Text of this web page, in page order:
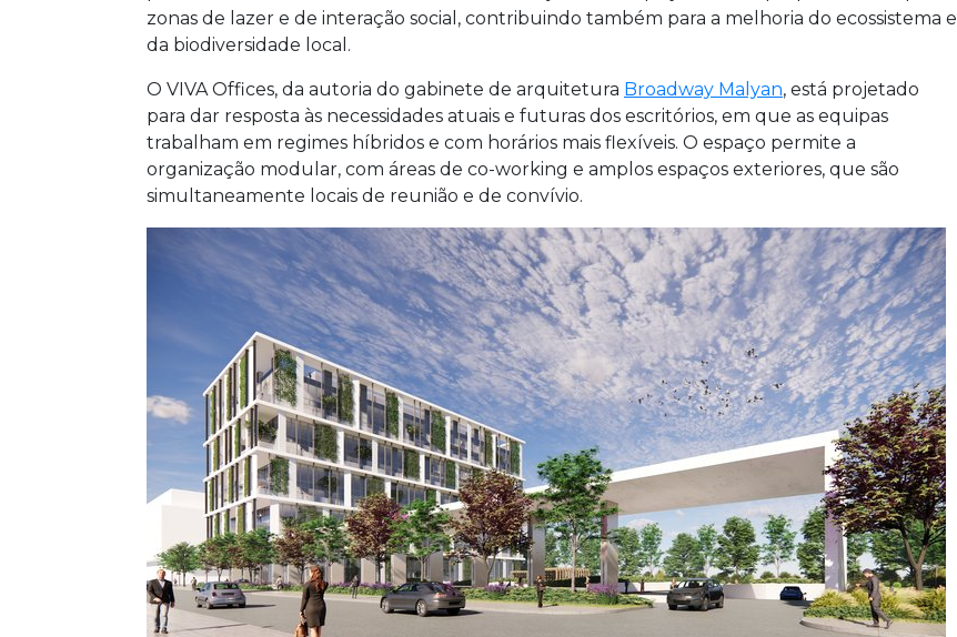
zonas de lazer e de interação social, contribuindo também para a melhoria do ecossistema e
da biodiversidade local.
O VIVA Offices, da autoria do gabinete de arquitetura Broadway Malyan, está projetado
para dar resposta às necessidades atuais e futuras dos escritórios, em que as equipas
trabalham em regimes híbridos e com horários mais flexíveis. O espaço permite a
organização modular, com áreas de co-working e amplos espaços exteriores, que são
simultaneamente locais de reunião e de convívio.